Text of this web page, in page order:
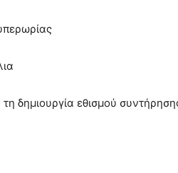
δημιουργία εθισμού